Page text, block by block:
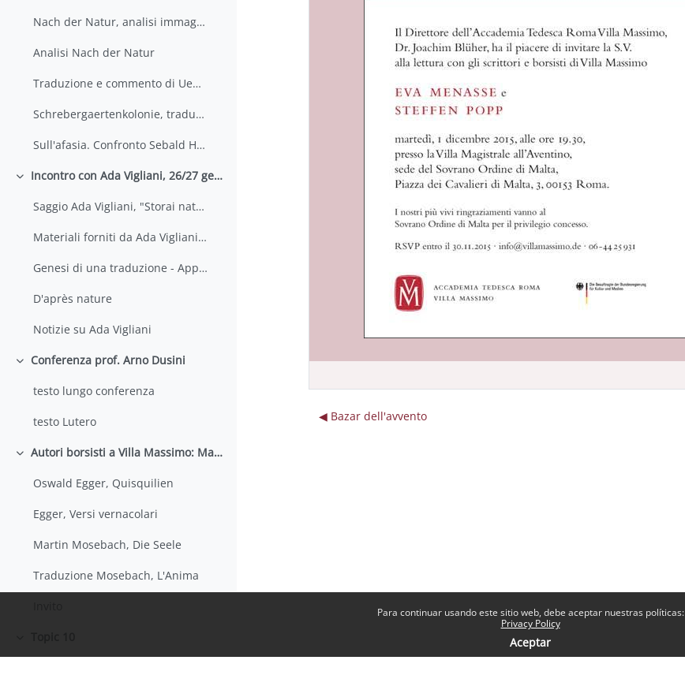
Para continuar usando este sitio web, debe aceptar nuestras políticas:
Privacy Policy
Aceptar
Nach der Natur, analisi immagini-luoghi nel testo tedesco e nel testo italiano.
Analisi Nach der Natur
Traduzione e commento di Ueber das Land und Wasser
Schrebergaertenkolonie, traduzione e confronto con lessico hoelderliniano
Sull'afasia. Confronto Sebald Hofmannsthal
Colapsar Incontro con Ada Vigliani, 26/27 gennaio
Saggio Ada Vigliani, "Storai naturale della sofferenza. Tracce di pessimismo cosmico nell'opera di W.G. Sebald"
Materiali forniti da Ada Vigliani per la discussione
Genesi di una traduzione - Appunti di Ada Vigliani
D'après nature
Notizie su Ada Vigliani
Colapsar
Conferenza prof. Arno Dusini
testo lungo conferenza
testo Lutero
Colapsar Autori borsisti a Villa Massimo: Martin Mosebach e Oswald Egger
Oswald Egger, Quisquilien
Egger, Versi vernacolari
Martin Mosebach, Die Seele
Traduzione Mosebach, L'Anima
◀︎ Bazar dell'avvento